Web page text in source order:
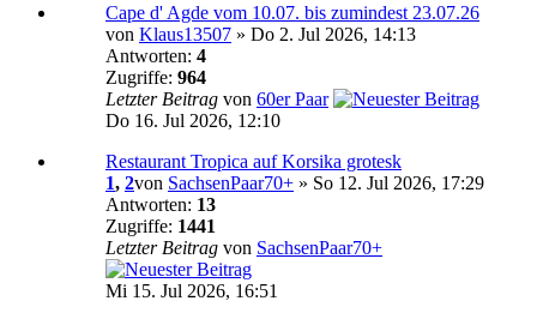
Cape d' Agde vom 10.07. bis zumindest 23.07.26
von Klaus13507 » Do 2. Jul 2026, 14:13
Antworten: 4
Zugriffe: 964
Letzter Beitrag von 60er Paar
Do 16. Jul 2026, 12:10
Restaurant Tropica auf Korsika grotesk
1, 2von SachsenPaar70+ » So 12. Jul 2026, 17:29
Antworten: 13
Zugriffe: 1441
Letzter Beitrag von SachsenPaar70+
Mi 15. Jul 2026, 16:51